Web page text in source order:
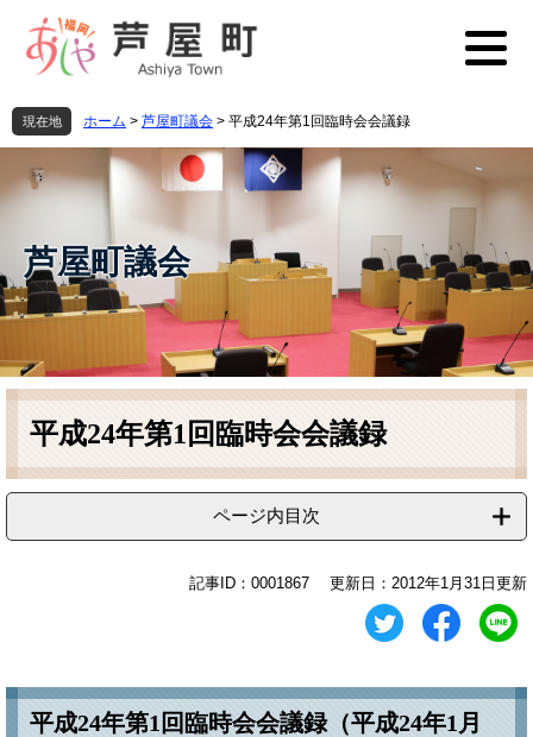
先
頭
す
を
飛
し
へ
現在地 ホーム > 芦屋町議会 > 平成24年第1回臨時会会議録
芦屋町議会
本
平成24年第1回臨時会会議録
ページ内目次
記事ID：0001867 更新日：2012年1月31日更新
平成24年第1回臨時会会議録（平成24年1月